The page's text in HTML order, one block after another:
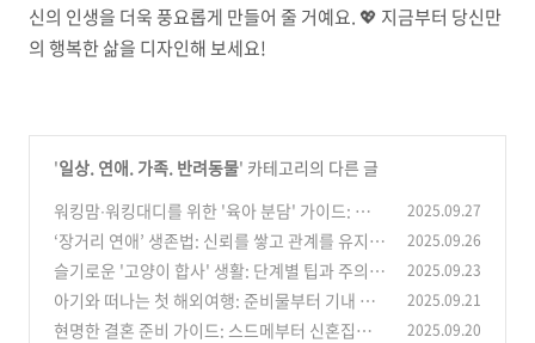
신의 인생을 더욱 풍요롭게 만들어 줄 거예요. 💖 지금부터 당신만
의 행복한 삶을 디자인해 보세요!
'일상. 연애. 가족. 반려동물' 카테고리의 다른 글
워킹맘∙워킹대디를 위한 '육아 분담' 가이드: 행복
한 공동 육아의 시작 (2)
2025.09.27
‘장거리 연애’ 생존법: 신뢰를 쌓고 관계를 유지하
는 4가지 방법
(0)
2025.09.26
슬기로운 '고양이 합사' 생활: 단계별 팁과 주의사
항 (0)
2025.09.23
아기와 떠나는 첫 해외여행: 준비물부터 기내 꿀
팁까지 완전 가이드 (1)
2025.09.21
현명한 결혼 준비 가이드: 스드메부터 신혼집까
2025.09.20